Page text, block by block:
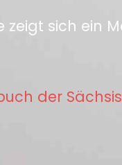
zeigt sich ein
der